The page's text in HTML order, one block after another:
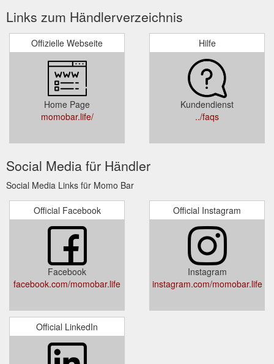
Links zum Händlerverzeichnis
Offizielle Webseite
Home Page
momobar.life/
Hilfe
Kundendienst
../faqs
Social Media für Händler
Social Media Links für Momo Bar
Official Facebook
Facebook
facebook.com/momobar.life
Official Instagram
Instagram
instagram.com/momobar.life
Official LinkedIn